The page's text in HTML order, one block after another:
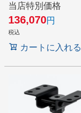
当店特別価格
136,070
税込
カートに入れる